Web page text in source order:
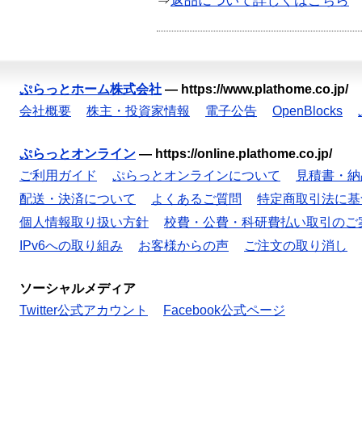
ぷらっとホーム株式会社 — https://www.plathome.co.jp/
会社概要
株主・投資家情報 電子公告 OpenBlocks
ぷらっとオンライン — https://online.plathome.co.jp/
ご利用ガイド
ぷらっとオンラインについて
見積書・
配送・決済について
よくあるご質問
特定商取引法に
個人情報取り扱い方針
校費・公費・科研費払い取引のご
IPv6への取り組み
お客様からの声 ご注文の取り消し
ソーシャルメディア
Twitter公式アカウント
Facebook公式ページ